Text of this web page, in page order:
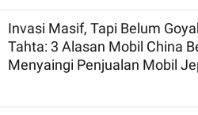
Invasi Masif, Tapi Belum
Tahta: 3 Alasan Mobil China
Menyaingi Penjualan Mobil